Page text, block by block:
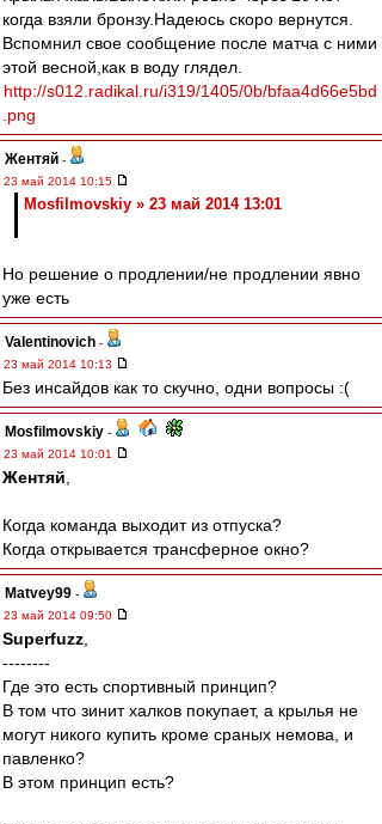
когда взяли бронзу.Надеюсь скоро вернутся.
Вспомнил свое сообщение после матча с ними
этой весной,как в воду глядел.
http://s012.radikal.ru/i319/1405/0b/bfaa4d66e5bd
.png
Жентяй -
23 май 2014 10:15
Mosfilmovskiy » 23 май 2014 13:01
Но решение о продлении/не продлении явно
уже есть
Valentinovich -
23 май 2014 10:13
Без инсайдов как то скучно, одни вопросы :(
Mosfilmovskiy -
23 май 2014 10:01
Жентяй
Когда команда выходит из отпуска?
Когда открывается трансферное окно?
Matvey99 -
23 май 2014 09:50
Superfuzz
--------
Где это есть спортивный принцип?
В том что зинит халков покупает, а крылья не
могут никого купить кроме сраных немова, и
павленко?
В этом принцип есть?